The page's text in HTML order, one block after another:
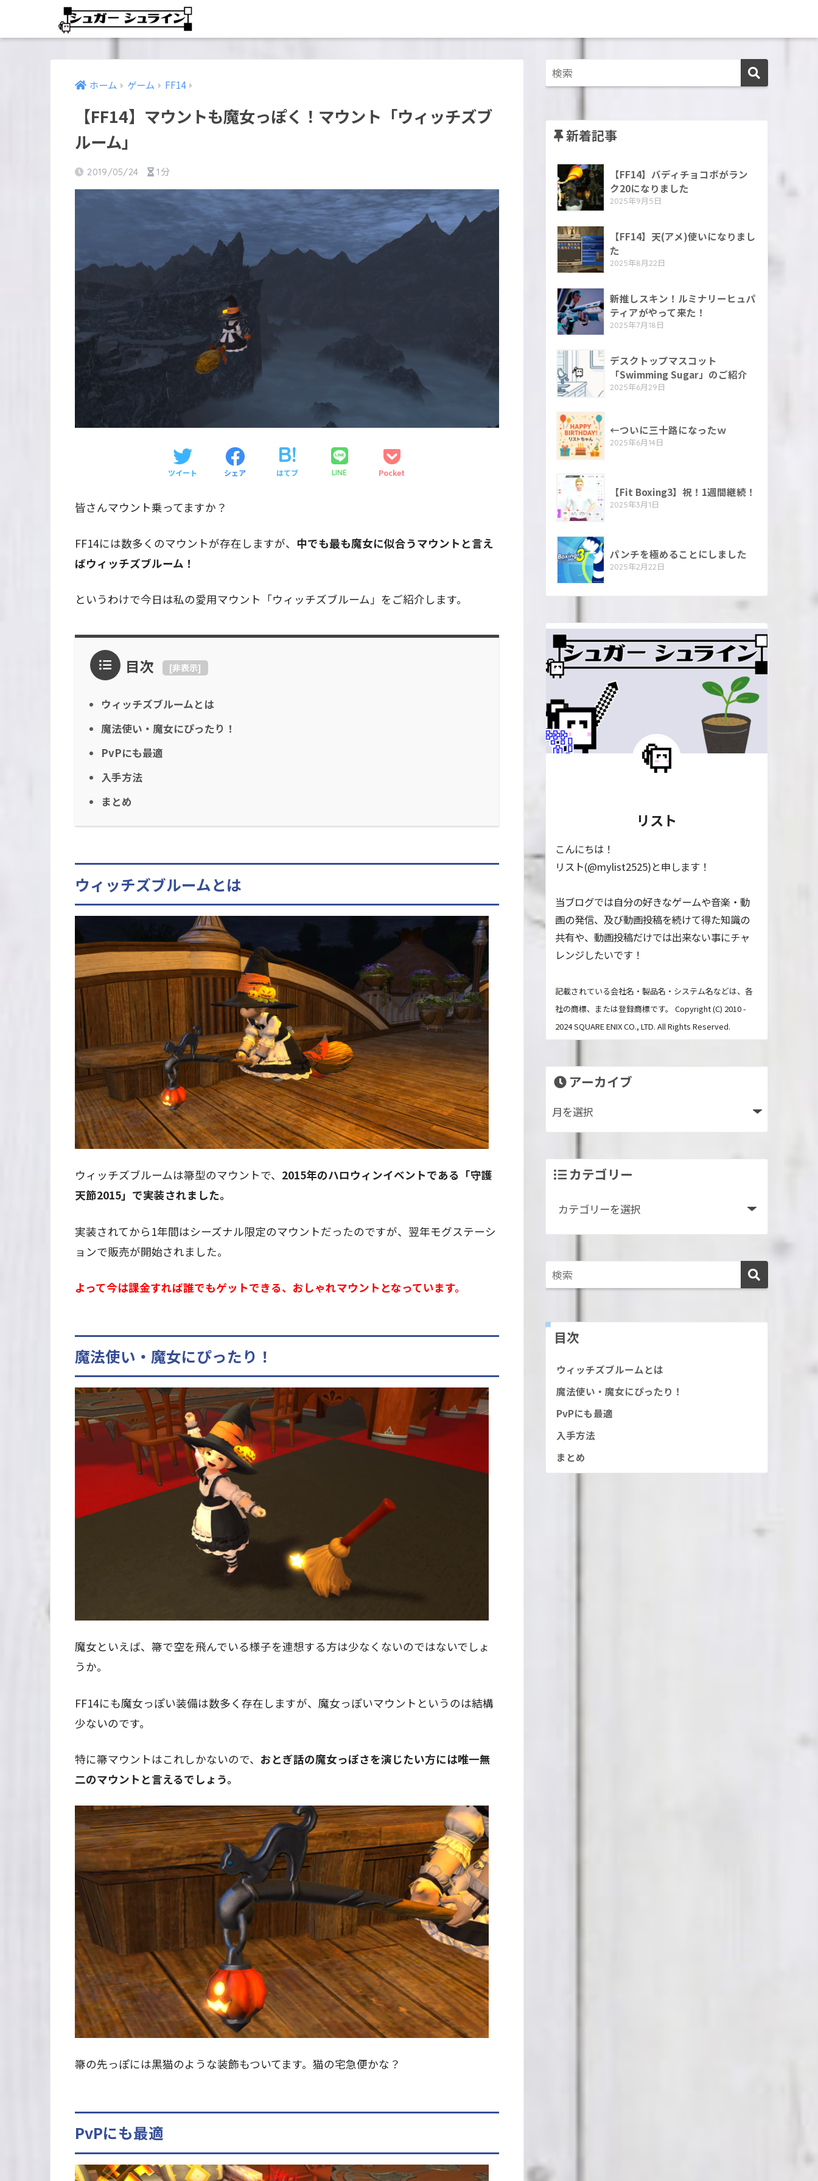
ホーム ゲーム FF14
【FF14】マウントも魔女っぽく！マウント「ウィッチズブ
ルーム」
2019/05/24 1分
ツイート シェア はてブ LINE Pocket
皆さんマウント乗ってますか？
FF14には数多くのマウントが存在しますが、 中でも最も魔女に似合うマウントと言え
ばウィッチズブルーム！
というわけで今日は私の愛用マウント「ウィッチズブルーム」をご紹介します。
目次 [非表示]
ウィッチズブルームとは
魔法使い・魔女にぴったり！
PvPにも最適
入手方法
まとめ
ウィッチズブルームとは
ウィッチズブルームは箒型のマウントで、 2015年のハロウィンイベントである「守護
天節2015」で実装されました。
実装されてから1年間はシーズナル限定のマウントだったのですが、翌年モグステーシ
ョンで販売が開始されました。
よって今は課金すれば誰でもゲットできる、おしゃれマウントとなっています。
魔法使い・魔女にぴったり！
魔女といえば、箒で空を飛んでいる様子を連想する方は少なくないのではないでしょ
うか。
FF14にも魔女っぽい装備は数多く存在しますが、魔女っぽいマウントというのは結構
少ないのです。
特に箒マウントはこれしかないので、 おとぎ話の魔女っぽさを演じたい方には唯一無
二のマウントと言えるでしょう。
箒の先っぽには黒猫のような装飾もついてます。猫の宅急便かな？
PvPにも最適
新着記事
【FF14】バディチョコボがラン
ク20になりました
2025年9月5日
【FF14】天(アメ)使いになりまし
た
2025年8月22日
新推しスキン！ルミナリーヒュパ
ティアがやって来た！
2025年7月18日
デスクトップマスコット
「Swimming Sugar」のご紹介
2025年6月29日
←ついに三十路になったｗ
2025年6月14日
【Fit Boxing3】祝！1週間継続！
2025年3月1日
パンチを極めることにしました
2025年2月22日
リスト
こんにちは！
リスト(@mylist2525)と申します！
当ブログでは自分の好きなゲームや音楽・動
画の発信、及び動画投稿を続けて得た知識の
共有や、動画投稿だけでは出来ない事にチャ
レンジしたいです！
記載されている会社名・製品名・システム名などは、各
社の商標、または登録商標です。 Copyright (C) 2010 -
2024 SQUARE ENIX CO., LTD. All Rights Reserved.
アーカイブ
カテゴリー
目次
ウィッチズブルームとは
魔法使い・魔女にぴったり！
PvPにも最適
入手方法
まとめ